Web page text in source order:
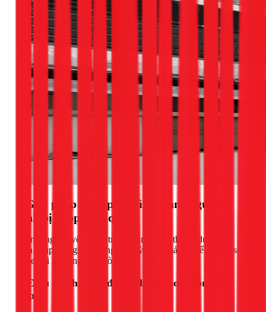
7 Giải pháp khắc phục tình trạng ngủ máy
lạnh bị ngộp hiệu quả
Từ những nguyên nhân trên, chúng ta có thể áp dụng các
biện pháp đơn giản nhưng cực kỳ hiệu quả sau để bảo vệ sức
khỏe khi sử dụng điều hòa.
1. Điều chỉnh nhiệt độ và chế độ hoạt động phù
hợp